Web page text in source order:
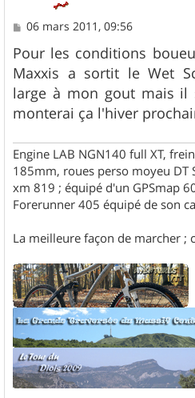
M
s
s
a
g
e
06 mars 2011, 09:56
Pour les conditions
Maxxis a sortit le Wet
large à mon gout mais il
monterai ça l'hiver
Engine LAB NGN140 full XT,
185mm, roues perso moyeu DT
xm 819 ; équipé d'un GPSmap
Forerunner 405 équipé de son
La meilleure façon de marcher ;